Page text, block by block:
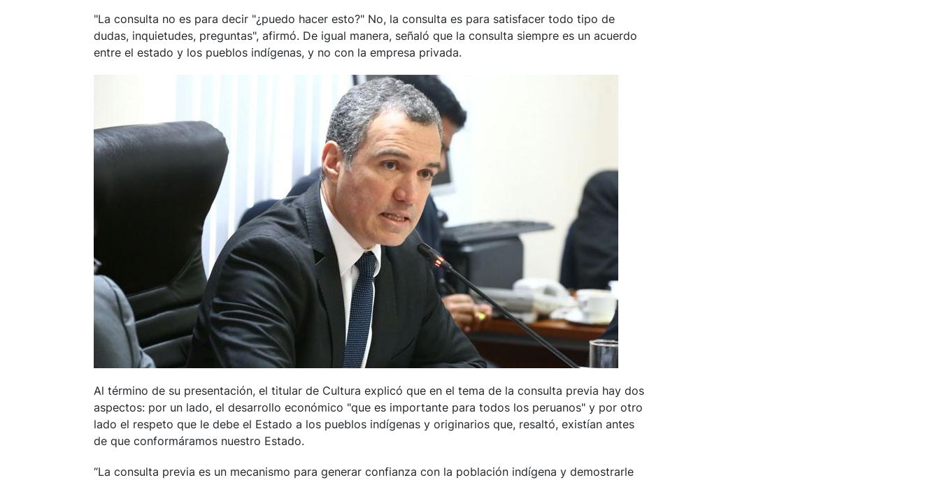
"La consulta no es para decir "¿puedo hacer esto?" No, la consulta es para satisfacer todo tipo de
dudas, inquietudes, preguntas", afirmó. De igual manera, señaló que la consulta siempre es un acuerdo
entre el estado y los pueblos indígenas, y no con la empresa privada.
Al término de su presentación, el titular de Cultura explicó que en el tema de la consulta previa hay dos
aspectos: por un lado, el desarrollo económico "que es importante para todos los peruanos" y por otro
lado el respeto que le debe el Estado a los pueblos indígenas y originarios que, resaltó, existían antes
de que conformáramos nuestro Estado.
“La consulta previa es un mecanismo para generar confianza con la población indígena y demostrarle